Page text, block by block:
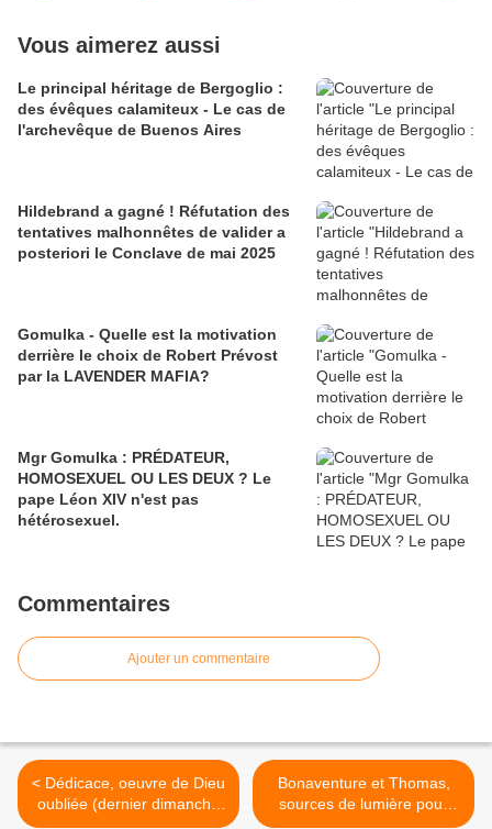
Vous aimerez aussi
Le principal héritage de Bergoglio :
des évêques calamiteux - Le cas de
l'archevêque de Buenos Aires
Hildebrand a gagné ! Réfutation des
tentatives malhonnêtes de valider a
posteriori le Conclave de mai 2025
Gomulka - Quelle est la motivation
derrière le choix de Robert Prévost
par la LAVENDER MAFIA?
Mgr Gomulka : PRÉDATEUR,
HOMOSEXUEL OU LES DEUX ? Le
pape Léon XIV n'est pas
hétérosexuel.
Commentaires
Ajouter un commentaire
< Dédicace, oeuvre de Dieu
oubliée (dernier dimanche
d'octobre)
Bonaventure et Thomas,
sources de lumière pour
l'Église et la culture >